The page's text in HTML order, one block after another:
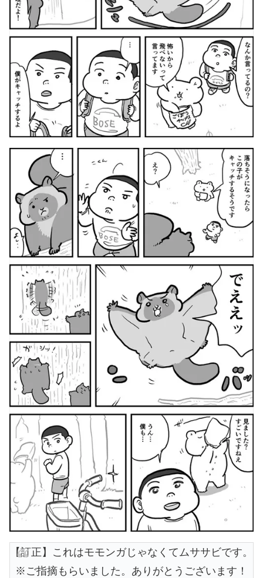
【訂正】これはモモンガじゃなくてムササビです。
※ご指摘もらいました。ありがとうございます！